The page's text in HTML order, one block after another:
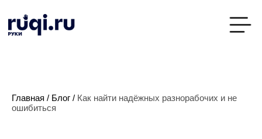
Главная / Блог / Как найти надёжных разнорабочих и не
ошибиться